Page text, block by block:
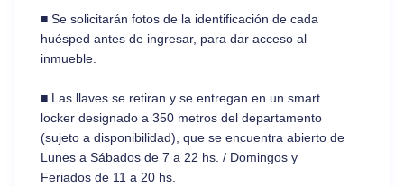
■ Se solicitarán fotos de la identificación de cada
huésped antes de ingresar, para dar acceso al
inmueble.
■ Las llaves se retiran y se entregan en un smart
locker designado a 350 metros del departamento
(sujeto a disponibilidad), que se encuentra abierto de
Lunes a Sábados de 7 a 22 hs. / Domingos y
Feriados de 11 a 20 hs.